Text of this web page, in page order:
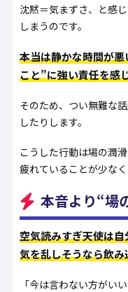
沈黙＝気まずさ、と感
しまうのです。
本当は静かな時間が
こと”に強い責任を感
そのため、つい無難な
したりします。
こうした行動は場の潤
疲れていることが少なく
本音より“場
空気読みすぎ天使は
気を乱しそうなら飲
「今は言わない方がい